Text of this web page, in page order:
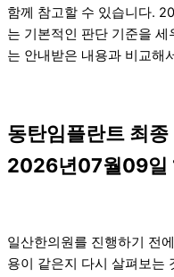
함께 참고할 수 있습니다.
는 기본적인 판단 기준을
는 안내받은 내용과 비교해
동탄임플란트 최
2026년07월09일
일산한의원를 진행하기 전
용이 같은지 다시 살펴보는